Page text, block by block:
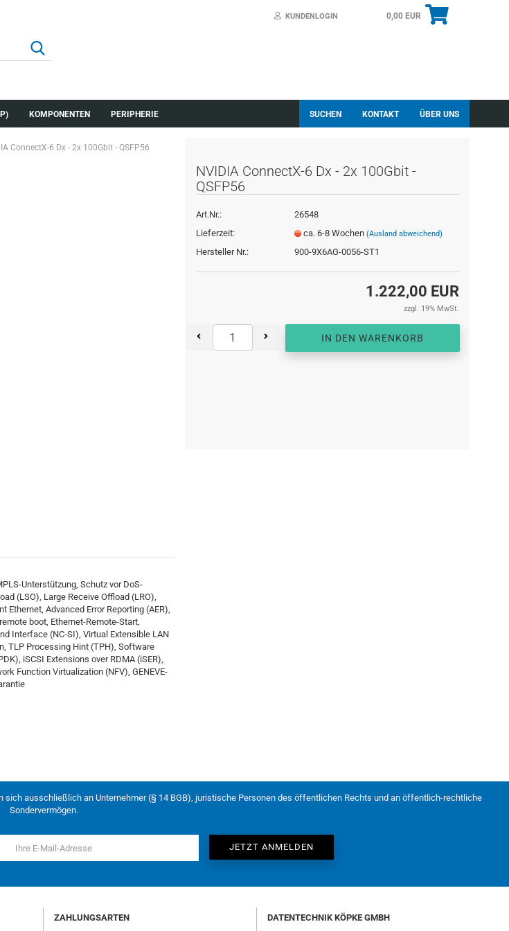
KUNDENLOGIN 0,00 EUR
KOMPONENTEN PERIPHERIE SUCHEN KONTAKT ÜBER UNS
ConnectX-6 Dx - 2x 100Gbit - QSFP56
NVIDIA ConnectX-6 Dx - 2x 100Gbit -
QSFP56
Art.Nr.:
26548
Lieferzeit:
ca. 6-8 Wochen (Ausland abweichend)
Hersteller Nr.: 900-9X6AG-0056-ST1
1.222,00 EUR
zzgl. 19% MwSt.
Unterstützung, Schutz vor DoS-
(LSO), Large Receive Offload (LRO),
Ethernet, Advanced Error Reporting (AER),
boot, Ethernet-Remote-Start,
Interface (NC-SI), Virtual Extensible LAN
TLP Processing Hint (TPH), Software
iSCSI Extensions over RDMA (iSER),
Function Virtualization (NFV), GENEVE-
ausschließlich an Unternehmer (§ 14 BGB), juristische Personen des öffentlichen Rechts und an öffentlich-rechtliche
Sondervermögen.
ZAHLUNGSARTEN DATENTECHNIK KÖPKE GMBH